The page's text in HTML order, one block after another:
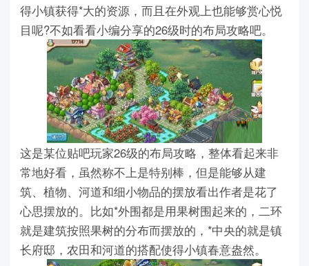
得小镇获得*大的资源，而且在外观上也能够赏心悦
目呢?不如看看小编分享的26级时的布局攻略吧。
这是某位贴吧玩家26级的布局攻略，整体看起来非
常地好看，虽然称不上是特别棒，但是能够从建
筑、植物、河道和细小物品的摆放看出作者是花了
心思摆放的。比如*外围都是用果树围起来的，二环
就是建筑按照果树的分布而摆放的，*中央的就是镇
长府邸，农田和河道的搭配使得小镇春意盎然。